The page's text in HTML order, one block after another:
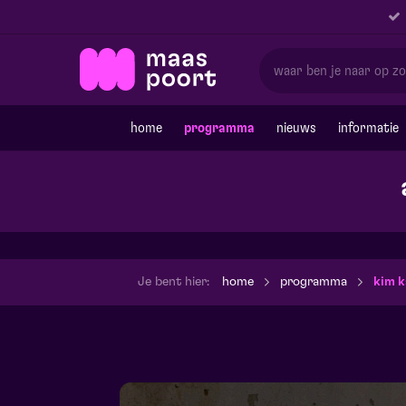
home programma nieuws informatie
Je bent hier: home programma kim